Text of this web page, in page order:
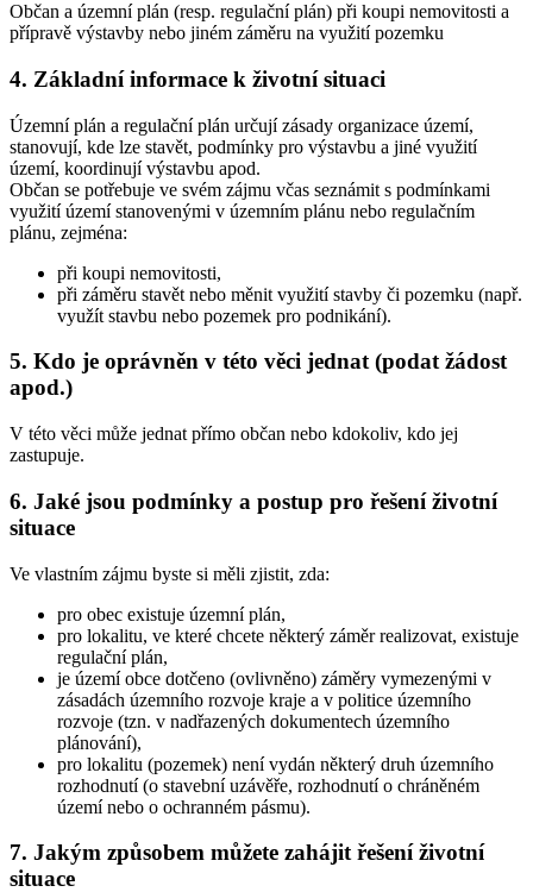
Občan a územní plán (resp. regulační plán) při koupi nemovitosti a
přípravě výstavby nebo jiném záměru na využití pozemku
4. Základní informace k životní situaci
Územní plán a regulační plán určují zásady organizace území,
stanovují, kde lze stavět, podmínky pro výstavbu a jiné využití
území, koordinují výstavbu apod.
Občan se potřebuje ve svém zájmu včas seznámit s podmínkami
využití území stanovenými v územním plánu nebo regulačním
plánu, zejména:
při koupi nemovitosti,
při záměru stavět nebo měnit využití stavby či pozemku (např.
využít stavbu nebo pozemek pro podnikání).
5. Kdo je oprávněn v této věci jednat (podat žádost
apod.)
V této věci může jednat přímo občan nebo kdokoliv, kdo jej
zastupuje.
6. Jaké jsou podmínky a postup pro řešení životní
situace
Ve vlastním zájmu byste si měli zjistit, zda:
pro obec existuje územní plán,
pro lokalitu, ve které chcete některý záměr realizovat, existuje
regulační plán,
je území obce dotčeno (ovlivněno) záměry vymezenými v
zásadách územního rozvoje kraje a v politice územního
rozvoje (tzn. v nadřazených dokumentech územního
plánování),
pro lokalitu (pozemek) není vydán některý druh územního
rozhodnutí (o stavební uzávěře, rozhodnutí o chráněném
území nebo o ochranném pásmu).
7. Jakým způsobem můžete zahájit řešení životní
situace